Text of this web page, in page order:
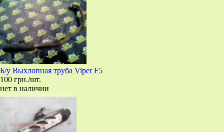
Б/у Выхлопная труба Viper F5
100 грн./шт.
нет в наличии